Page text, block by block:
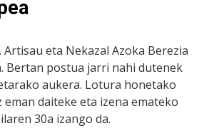
Artisau eta Nekazal Azoka Berezia
Bertan postua jarri nahi dutenek
aukera. Lotura honetako
daiteke eta izena emateko
30a izango da.